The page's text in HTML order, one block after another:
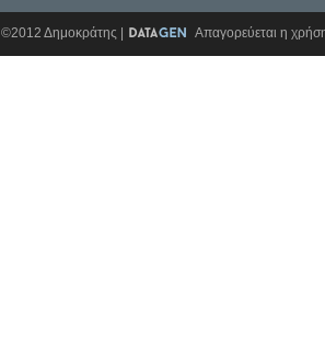
©2012 Δημοκράτης | Απαγορεύεται η